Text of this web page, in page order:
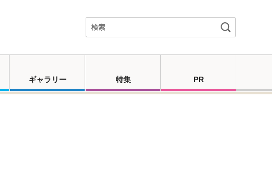
ギャラリー 特集 PR